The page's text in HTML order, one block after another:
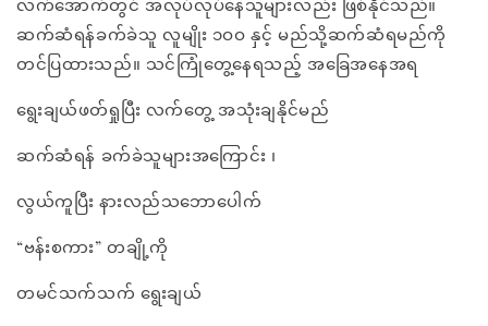
လက်အောက်တွင် အလုပ်လုပ်နေသူများလည်း ဖြစ်နိုင်သည်။
ဆက်ဆံရန်ခက်ခဲသူ လူမျိုး ၁ဝဝ နှင့် မည်သို့ဆက်ဆံရမည်ကို
တင်ပြထားသည်။ သင်ကြုံတွေ့နေရသည့် အခြေအနေအရ
ရွေးချယ်ဖတ်ရှုပြီး လက်တွေ့ အသုံးချနိုင်မည်
ဆက်ဆံရန် ခက်ခဲသူများအကြောင်း ၊
လွယ်ကူပြီး နားလည်သဘောပေါက်
“ဗန်းစကား” တချို့ကို
တမင်သက်သက် ရွေးချယ်